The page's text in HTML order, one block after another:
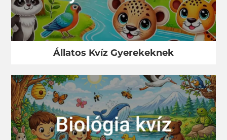
Állatos Kvíz Gyerekeknek